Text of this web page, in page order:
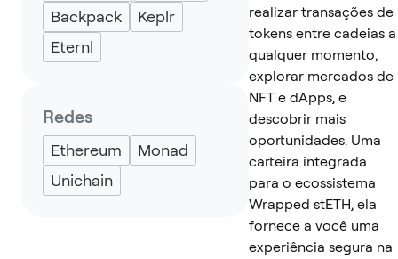
Backpack
Keplr
Eternl
Redes
Ethereum
Monad
Unichain
realizar transações de
tokens entre cadeias a
qualquer momento,
explorar mercados de
NFT e dApps, e
descobrir mais
oportunidades. Uma
carteira integrada
para o ecossistema
Wrapped stETH, ela
fornece a você uma
experiência segura na